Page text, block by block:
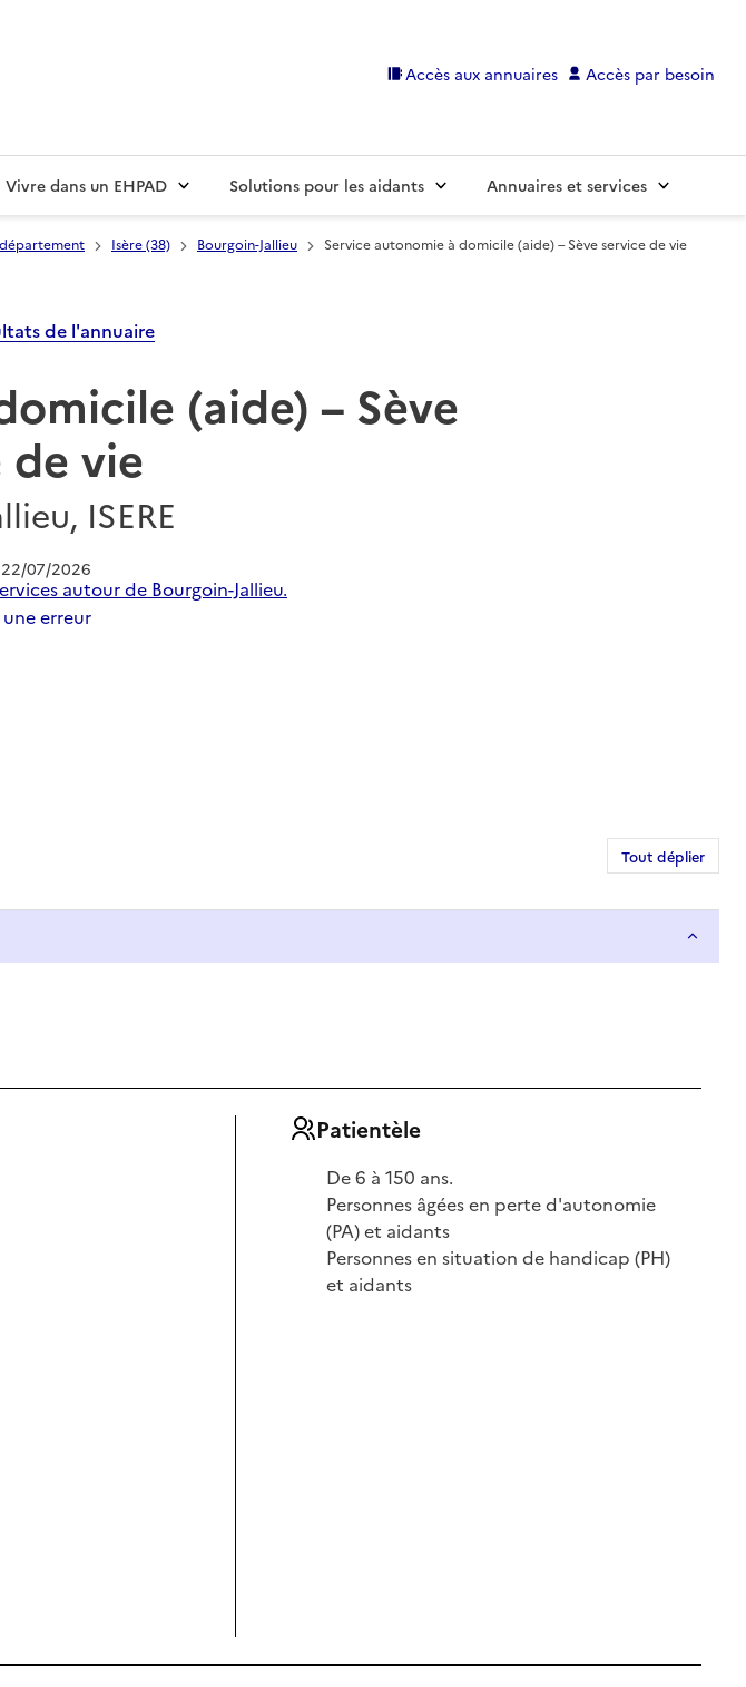
Accès aux annuaires Accès par besoin
Vivre dans un EHPAD Solutions pour les aidants Annuaires et services
Isère (38) Bourgoin-Jallieu Service autonomie à domicile (aide) – Sève service de vie
de l'annuaire
(aide) – Sève
de vie
ISERE
22/07/2026
autour de Bourgoin-Jallieu.
une erreur
Tout déplier
Patientèle
De 6 à 150 ans.
Personnes âgées en perte d'autonomie
(PA) et aidants
Personnes en situation de handicap (PH)
et aidants